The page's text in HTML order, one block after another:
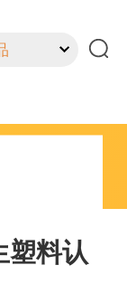
塑料认